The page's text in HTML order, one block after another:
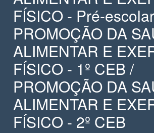
FÍSICO - Pré-
PROMOÇÃO DA
ALIMENTAR E
FÍSICO - 1º CEB /
PROMOÇÃO DA
ALIMENTAR E
FÍSICO - 2º CEB